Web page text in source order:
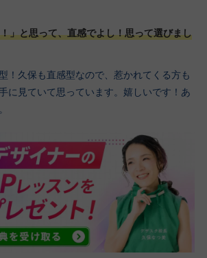
」と思って、直感でよし！思って選びまし
！久保も直感型なので、惹かれてくる方も
に見ていて思っています。嬉しいです！あ